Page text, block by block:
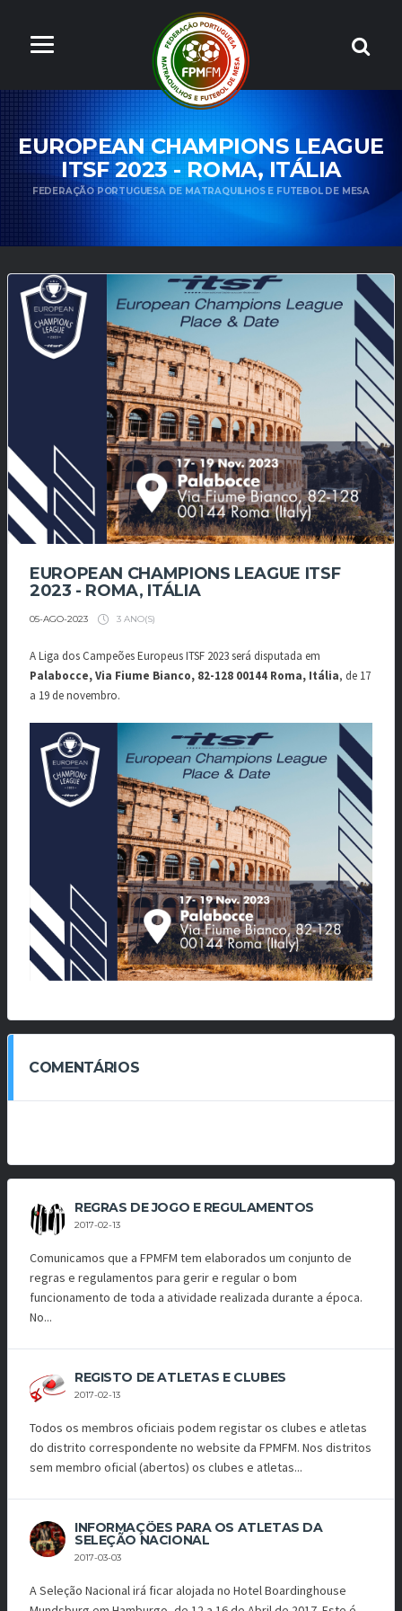
EUROPEAN CHAMPIONS LEAGUE
ITSF 2023 - ROMA, ITÁLIA
FEDERAÇÃO PORTUGUESA DE MATRAQUILHOS E FUTEBOL DE MESA
EUROPEAN CHAMPIONS LEAGUE ITSF
2023 - ROMA, ITÁLIA
05-AGO-2023 3 ANO(S)
A Liga dos Campeões Europeus ITSF 2023 será disputada em
Palabocce, Via Fiume Bianco, 82-128 00144 Roma, Itália, de 17
a 19 de novembro.
COMENTÁRIOS
REGRAS DE JOGO E REGULAMENTOS
2017-02-13
Comunicamos que a FPMFM tem elaborados um conjunto de
regras e regulamentos para gerir e regular o bom
funcionamento de toda a atividade realizada durante a época.
No...
REGISTO DE ATLETAS E CLUBES
2017-02-13
Todos os membros oficiais podem registar os clubes e atletas
do distrito correspondente no website da FPMFM. Nos distritos
sem membro oficial (abertos) os clubes e atletas...
INFORMAÇÕES PARA OS ATLETAS DA
SELEÇÃO NACIONAL
2017-03-03
A Seleção Nacional irá ficar alojada no Hotel Boardinghouse